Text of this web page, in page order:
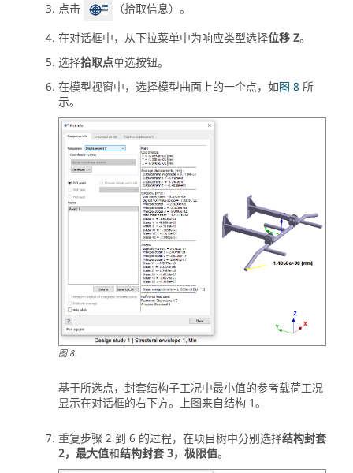
点击
（拾取信息）。
在对话框中，从下拉菜单中为响应类型选择位移 Z。
选择拾取点单选按钮。
在模型视窗中，选择模型曲面上的一个点，如图 8 所
示。
图8.
基于所选点，封套结构子工况中最小值的参考载荷工况
显示在对话框的右下方。上图来自结构 1。
重复步骤 2 到 6 的过程，在项目树中分别选择结构封套
2，最大值和结构封套 3，极限值。